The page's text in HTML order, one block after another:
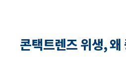
콘택트렌즈 위생, 왜